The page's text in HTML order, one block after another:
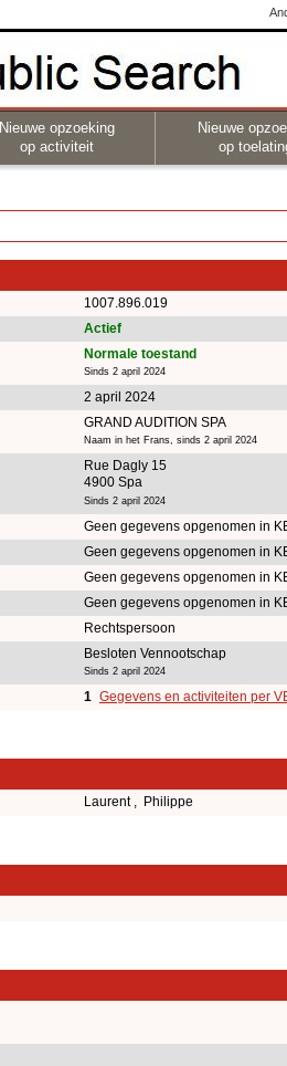
Nieuwe opzoeking
op activiteit
Nieuwe
op
1007.896.019
Actief
Normale toestand
Sinds 2 april 2024
2 april 2024
GRAND AUDITION SPA
Naam in het Frans, sinds 2 april 2024
Rue Dagly 15
4900 Spa
Sinds 2 april 2024
Geen gegevens opgenomen in
Geen gegevens opgenomen in
Geen gegevens opgenomen in
Geen gegevens opgenomen in
Rechtspersoon
Besloten Vennootschap
Sinds 2 april 2024
1 Gegevens en activiteiten per
Laurent , Philippe